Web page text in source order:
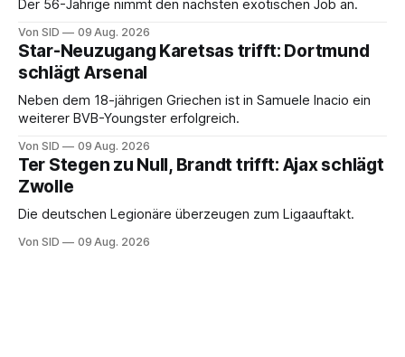
Der 56-Jährige nimmt den nächsten exotischen Job an.
Von SID 09 Aug. 2026
Star-Neuzugang Karetsas trifft: Dortmund
schlägt Arsenal
Neben dem 18-jährigen Griechen ist in Samuele Inacio ein
weiterer BVB-Youngster erfolgreich.
Von SID 09 Aug. 2026
Ter Stegen zu Null, Brandt trifft: Ajax schlägt
Zwolle
Die deutschen Legionäre überzeugen zum Ligaauftakt.
Von SID 09 Aug. 2026